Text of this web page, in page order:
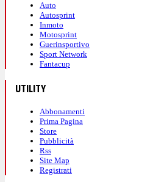
Auto
Autosprint
Inmoto
Motosprint
Guerinsportivo
Sport Network
Fantacup
UTILITY
Abbonamenti
Prima Pagina
Store
Pubblicità
Rss
Site Map
Registrati